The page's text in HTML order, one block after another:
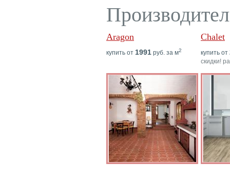
Aragon
купить от 1991 руб. за м2
Chalet
купить от
скидки!